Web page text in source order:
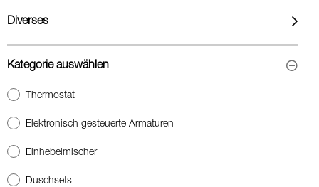
Diverses
Kategorie auswählen
Thermostat
Elektronisch gesteuerte Armaturen
Einhebelmischer
Duschsets